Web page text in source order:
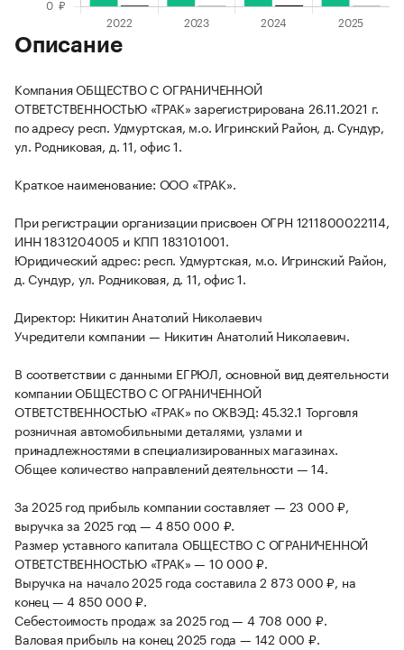
Описание
Компания ОБЩЕСТВО С ОГРАНИЧЕННОЙ
ОТВЕТСТВЕННОСТЬЮ «ТРАК» зарегистрирована 26.11.2021 г.
по адресу респ. Удмуртская, м.о. Игринский Район, д. Сундур,
ул. Родниковая, д. 11, офис 1.
Краткое наименование: ООО «ТРАК».
При регистрации организации присвоен ОГРН 1211800022114,
ИНН 1831204005 и КПП 183101001.
Юридический адрес: респ. Удмуртская, м.о. Игринский Район,
д. Сундур, ул. Родниковая, д. 11, офис 1.
Директор: Никитин Анатолий Николаевич
Учредители компании — Никитин Анатолий Николаевич.
В соответствии с данными ЕГРЮЛ, основной вид деятельности
компании ОБЩЕСТВО С ОГРАНИЧЕННОЙ
ОТВЕТСТВЕННОСТЬЮ «ТРАК» по ОКВЭД: 45.32.1 Торговля
розничная автомобильными деталями, узлами и
принадлежностями в специализированных магазинах.
Общее количество направлений деятельности — 14.
За 2025 год прибыль компании составляет — 23 000 ₽,
выручка за 2025 год — 4 850 000 ₽.
Размер уставного капитала ОБЩЕСТВО С ОГРАНИЧЕННОЙ
ОТВЕТСТВЕННОСТЬЮ «ТРАК» — 10 000 ₽.
Выручка на начало 2025 года составила 2 873 000 ₽, на
конец — 4 850 000 ₽.
Себестоимость продаж за 2025 год — 4 708 000 ₽.
Валовая прибыль на конец 2025 года — 142 000 ₽.